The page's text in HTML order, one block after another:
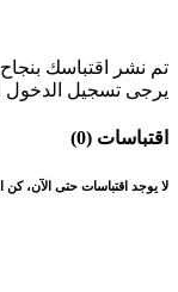
تم نشر اقتباسك بنجاح
يرجى تسجيل الدخول
اقتباسات (0)
لا يوجد اقتباسات حتى الآن،